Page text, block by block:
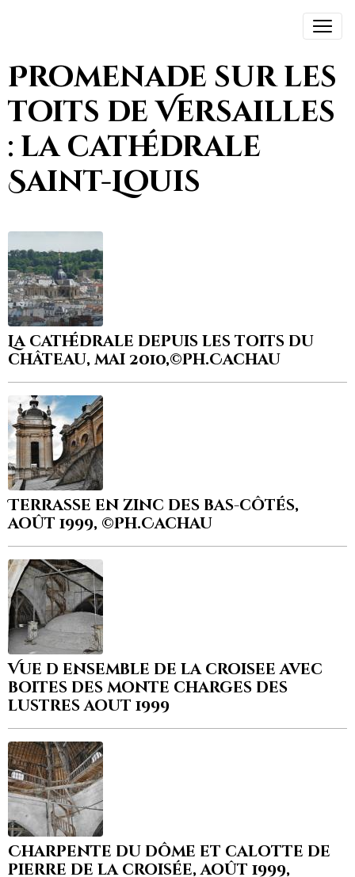
Promenade sur les
toits de Versailles
: la cathédrale
Saint-Louis
La cathédrale depuis les toits du
château, mai 2010,©Ph.Cachau
Terrasse en zinc des bas-côtés,
août 1999, ©Ph.Cachau
Vue d ensemble de la croisee avec
boites des monte charges des
lustres aout 1999
Charpente du dôme et calotte de
pierre de la croisée, août 1999,